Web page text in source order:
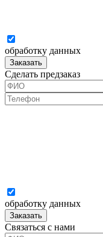
обработку данных
Заказать
Сделать предзаказ
обработку данных
Заказать
Связаться с нами